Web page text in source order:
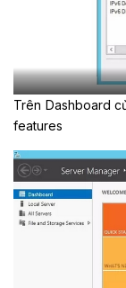
Trên Dashboard
features